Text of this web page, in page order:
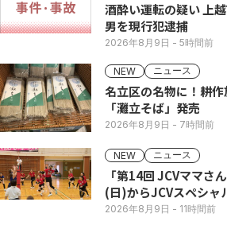
酒酔い運転の疑い 上
男を現行犯逮捕
2026年8月9日 - 5時間前
NEW ニュース
名立区の名物に！耕
「灘立そば」発売
2026年8月9日 - 7時間前
NEW ニュース
「第14回 JCVママさ
(日)からJCVスペシャ
2026年8月9日 - 11時間前